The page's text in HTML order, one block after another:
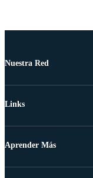
Nuestra Red
Links
Aprender Más